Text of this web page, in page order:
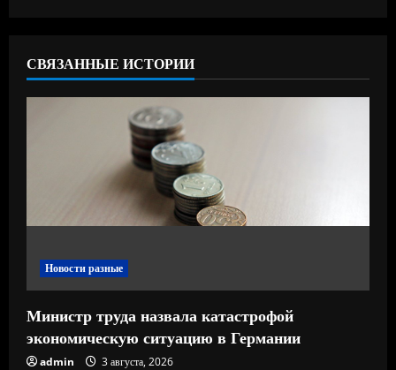
ч
и
СВЯЗАННЫЕ ИСТОРИИ
Новости разные
Министр труда назвала катастрофой
экономическую ситуацию в Германии
admin 3 августа, 2026